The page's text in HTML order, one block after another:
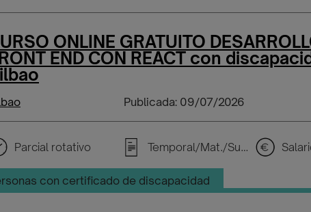
ONLINE GRATUITO
END CON REACT con
Publicada: 09/07/2026
Parcial rotativo Temporal/Mat./Sustitución/...
con certificado de discapacidad